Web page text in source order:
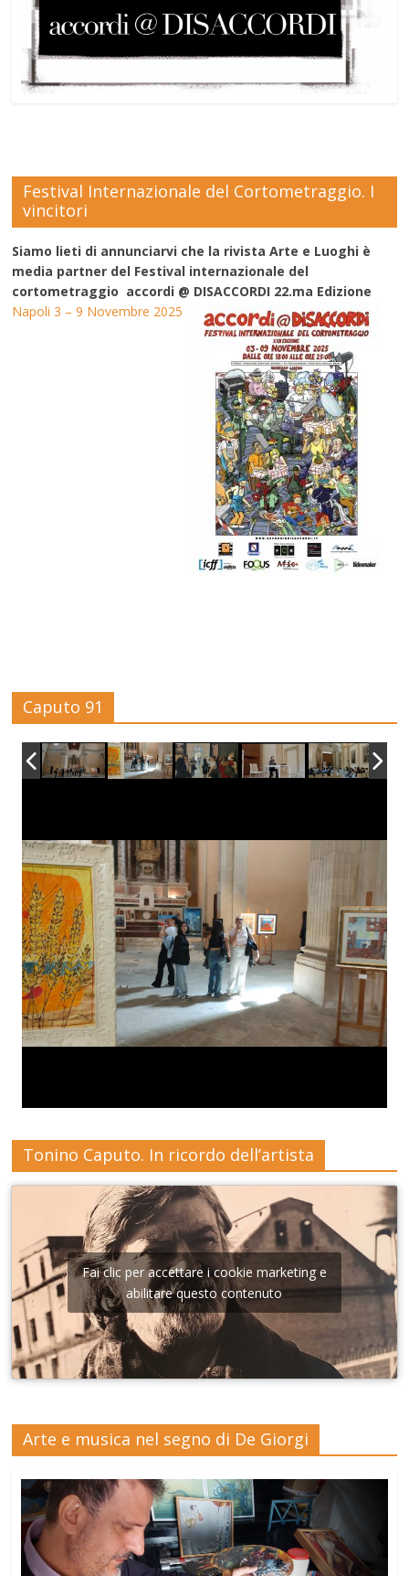
Festival Internazionale del Cortometraggio. I
vincitori
Siamo lieti di annunciarvi che la rivista Arte e Luoghi è
media partner del Festival internazionale del
cortometraggio accordi @ DISACCORDI 22.ma Edizione
Napoli 3 – 9 Novembre 2025
Caputo 91
Tonino Caputo. In ricordo dell’artista
Fai clic per accettare i cookie marketing e
abilitare questo contenuto
Arte e musica nel segno di De Giorgi